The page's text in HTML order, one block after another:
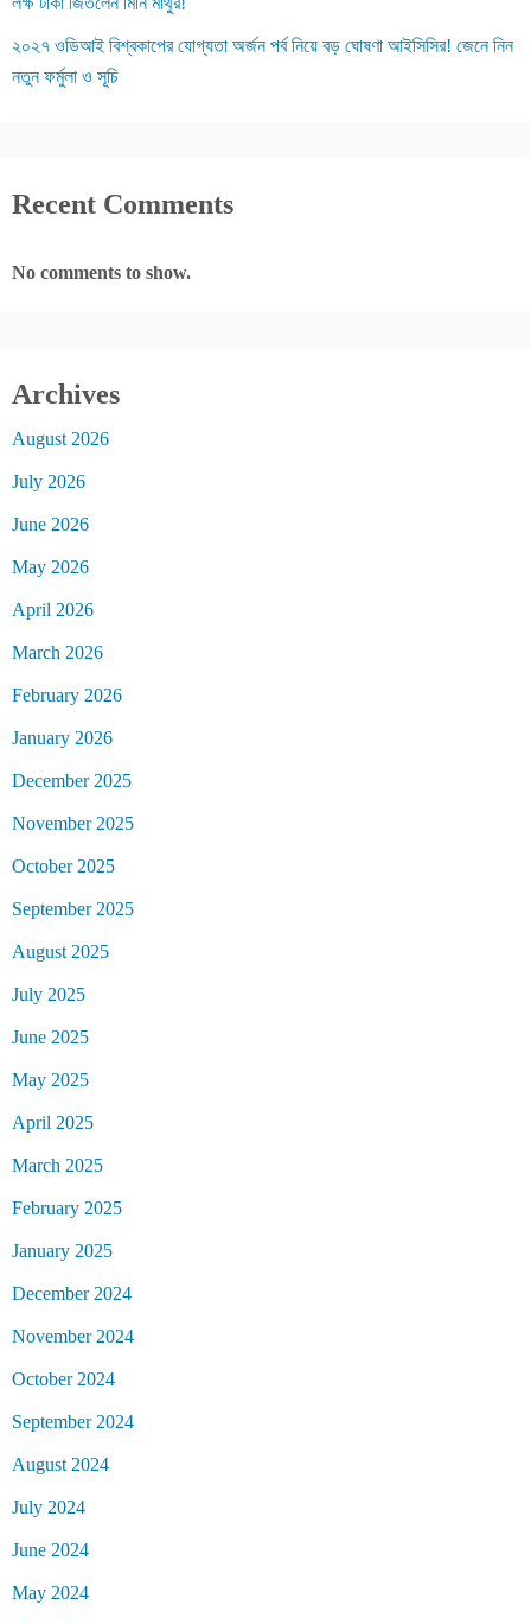
২০২৭ ওডিআই বিশ্বকাপের যোগ্যতা অর্জন পর্ব নিয়ে বড় ঘোষণা আইসিসির! জেনে নিন
নতুন ফর্মুলা ও সূচি
Recent Comments
No comments to show.
Archives
August 2026
July 2026
June 2026
May 2026
April 2026
March 2026
February 2026
January 2026
December 2025
November 2025
October 2025
September 2025
August 2025
July 2025
June 2025
May 2025
April 2025
March 2025
February 2025
January 2025
December 2024
November 2024
October 2024
September 2024
August 2024
July 2024
June 2024
May 2024